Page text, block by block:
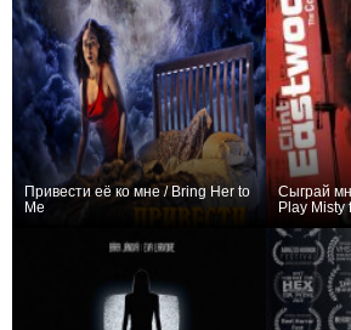
Привести её ко мне / Bring Her to
Me
Сыграй
Play Misty